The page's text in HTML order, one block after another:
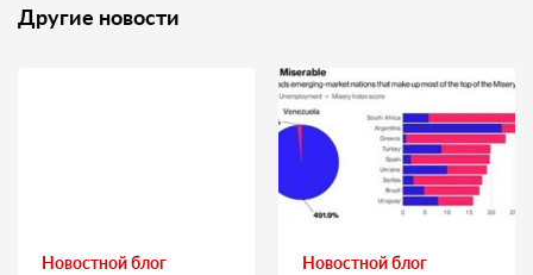
Другие новости
Новостной блог Новостной блог